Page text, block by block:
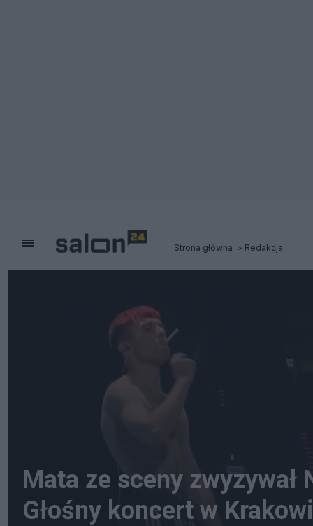
Strona główna Redakcja
Mata ze sceny zwyzywał
Głośny koncert w